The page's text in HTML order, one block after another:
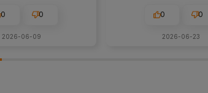
0 0
2026-06-09
0 0
2026-06-23